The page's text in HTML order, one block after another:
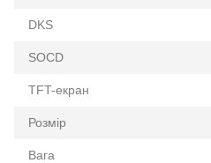
DKS
SOCD
TFT-екран
Розмір
Вага